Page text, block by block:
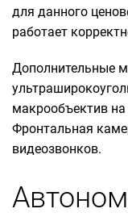
для данного
работает
Дополнительные
макрообъектив
Фронтальная
видеозвонков.